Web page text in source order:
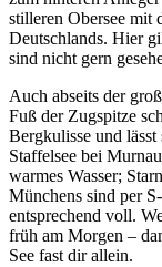
stilleren Obersee mit
Deutschlands. Hier
sind nicht gern
Auch abseits der
Fuß der Zugspitze
Bergkulisse und
Staffelsee bei
warmes Wasser;
Münchens sind per
entsprechend voll.
früh am Morgen –
See fast dir allein.